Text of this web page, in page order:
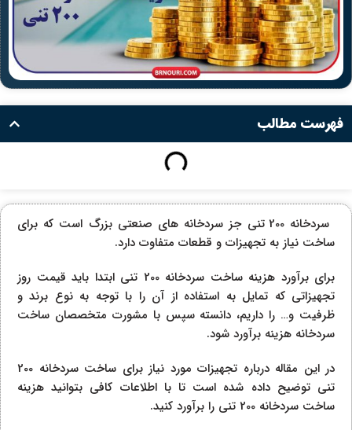
فهرست مطالب
سردخانه 200 تنی جز سردخانه های صنعتی بزرگ است که برای
ساخت نیاز به تجهیزات و قطعات متفاوت دارد.
برای برآورد هزینه ساخت سردخانه 200 تنی ابتدا باید قیمت روز
تجهیزاتی که تمایل به استفاده از آن را با توجه به نوع برند و
ظرفیت و… را داریم، دانسته سپس با مشورت متخصصان ساخت
سردخانه هزینه برآورد شود.
در این مقاله درباره تجهیزات مورد نیاز برای ساخت سردخانه 200
تنی توضیح داده شده است تا با اطلاعات کافی بتوانید هزینه
ساخت سردخانه 200 تنی را برآورد کنید.